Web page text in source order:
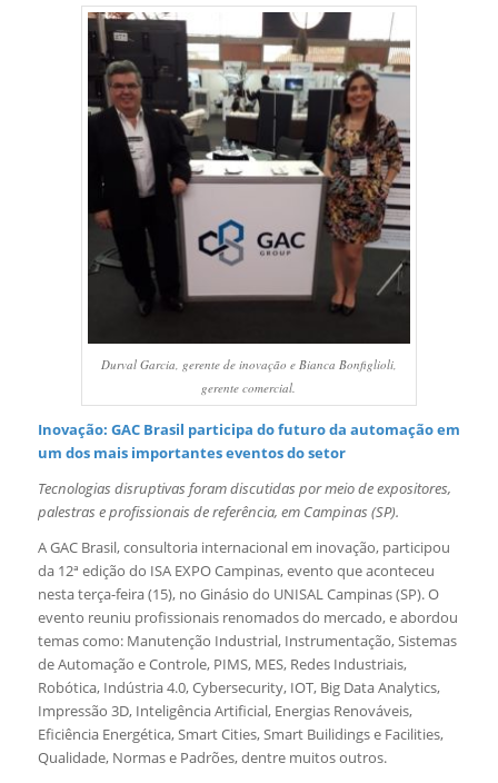
Durval Garcia, gerente de inovação e Bianca Bonfiglioli,
gerente comercial.
Inovação: GAC Brasil participa do futuro da automação em
um dos mais importantes eventos do setor
Tecnologias disruptivas foram discutidas por meio de expositores,
palestras e profissionais de referência, em Campinas (SP).
A GAC Brasil, consultoria internacional em inovação, participou
da 12ª edição do ISA EXPO Campinas, evento que aconteceu
nesta terça-feira (15), no Ginásio do UNISAL Campinas (SP). O
evento reuniu profissionais renomados do mercado, e abordou
temas como: Manutenção Industrial, Instrumentação, Sistemas
de Automação e Controle, PIMS, MES, Redes Industriais,
Robótica, Indústria 4.0, Cybersecurity, IOT, Big Data Analytics,
Impressão 3D, Inteligência Artificial, Energias Renováveis,
Eficiência Energética, Smart Cities, Smart Builidings e Facilities,
Qualidade, Normas e Padrões, dentre muitos outros.